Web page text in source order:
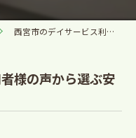
西宮市のデイサービス利用者様の声から選ぶ安心の施設選びガイド
様の声から選ぶ安